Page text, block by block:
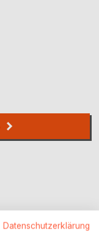
Datenschutzerklärung